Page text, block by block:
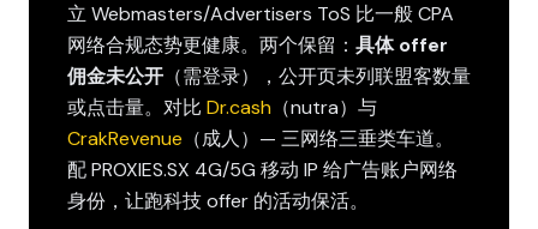
立 Webmasters/Advertisers ToS 比一般 CPA
网络合规态势更健康。两个保留： 具体 offer
佣金未公开 （需登录），公开页未列联盟客数量
或点击量。对比 Dr.cash （nutra）与
CrakRevenue （成人）— 三网络三垂类车道。
配 PROXIES.SX 4G/5G 移动 IP 给广告账户网络
身份，让跑科技 offer 的活动保活。